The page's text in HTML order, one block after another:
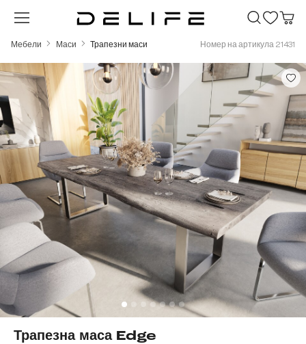
Преминете към основното съдържание
Мебели Маси Трапезни маси Номер на артикула 21431
Трапезна маса Edge
Пропуснете галерия с изображения